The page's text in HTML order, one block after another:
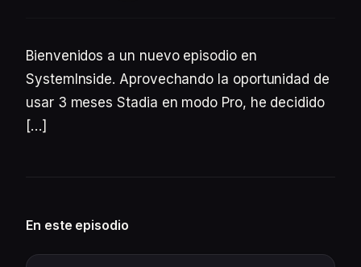
Bienvenidos a un nuevo episodio en
SystemInside. Aprovechando la oportunidad de
usar 3 meses Stadia en modo Pro, he decidido
[…]
En este episodio